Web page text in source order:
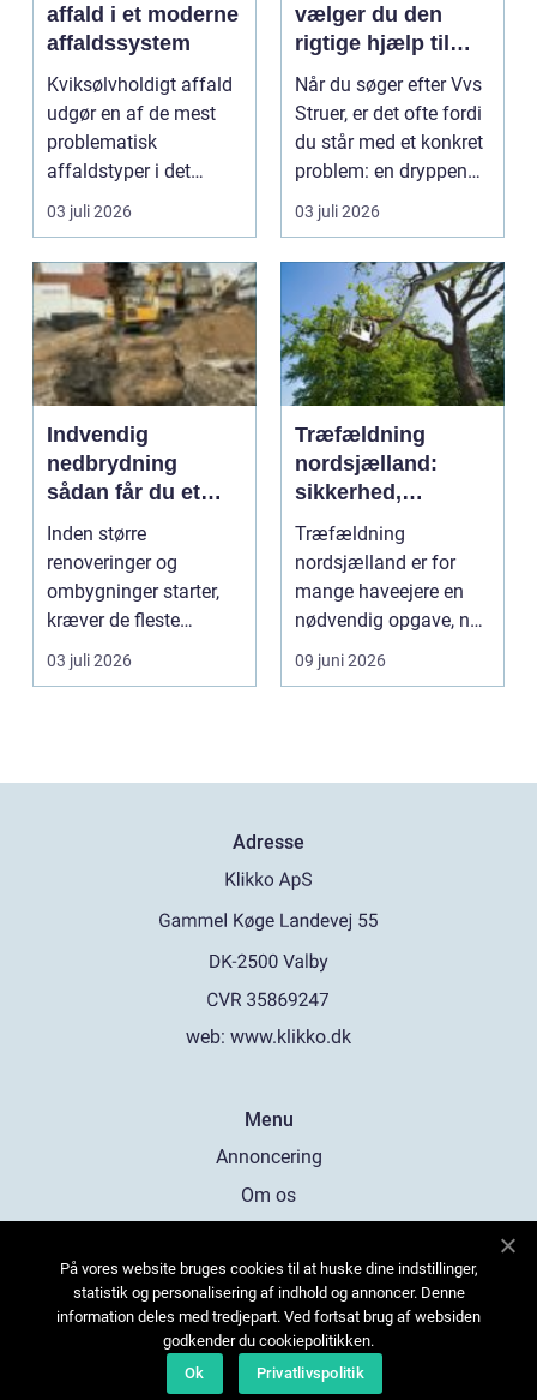
affald i et moderne
affaldssystem
Kviksølvholdigt affald
udgør en af de mest
problematisk
affaldstyper i det
moderne samfund,
03 juli 2026
vælger du den
rigtige hjælp til
dine installationer
Når du søger efter Vvs
Struer, er det ofte fordi
du står med et konkret
problem: en dryppende
vandha...
03 juli 2026
Indvendig
nedbrydning
sådan får du et
sikkert
udgangspunkt for
ombygning
Inden større
renoveringer og
ombygninger starter,
kræver de fleste
bygninger en grundig
03 juli 2026
Træfældning
nordsjælland:
sikkerhed,
planlægning og
professionel hjælp
Træfældning
nordsjælland er for
mange haveejere en
nødvendig opgave, når
store træer skaber
09 juni 2026
Adresse
web: www.klikko.dk
Menu
Annoncering
Om os
Kontakt os
Sitemap
På vores website bruges cookies til at huske dine indstillinger,
statistik og personalisering af indhold og annoncer. Denne
information deles med tredjepart. Ved fortsat brug af websiden
godkender du cookiepolitikken.
Ok
Privatlivspolitik